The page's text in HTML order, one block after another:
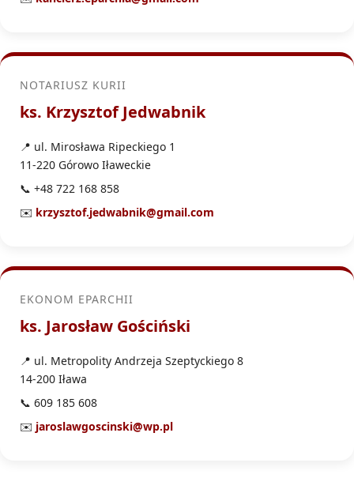
NOTARIUSZ KURII
ks. Krzysztof Jedwabnik
📍 ul. Mirosława Ripeckiego 1
11-220 Górowo Iławeckie
📞 +48 722 168 858
✉️ krzysztof.jedwabnik@gmail.com
EKONOM EPARCHII
ks. Jarosław Gościński
📍 ul. Metropolity Andrzeja Szeptyckiego 8
14-200 Iława
📞 609 185 608
✉️ jaroslawgoscinski@wp.pl